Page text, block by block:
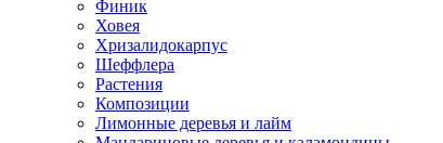
Финик
Ховея
Хризалидокарпус
Шеффлера
Растения
Композиции
Лимонные деревья и лайм